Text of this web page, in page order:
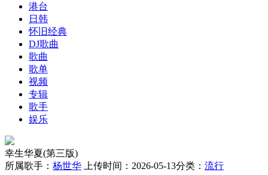
港台
日韩
怀旧经典
DJ歌曲
歌曲
歌单
视频
专辑
歌手
娱乐
幸生华夏(第三版)
所属歌手： 杨世华 上传时间：2026-05-13分类： 流行